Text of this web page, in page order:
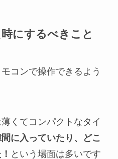
にするべきこと
コンで操作できるよう
くてコンパクトなタイ
に入っていたり、どこ
という場面は多いです